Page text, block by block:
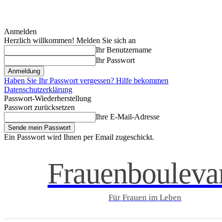
Anmelden
Herzlich willkommen! Melden Sie sich an
Ihr Benutzername
Ihr Passwort
Haben Sie Ihr Passwort vergessen? Hilfe bekommen
Datenschutzerklärung
Passwort-Wiederherstellung
Passwort zurücksetzen
Ihre E-Mail-Adresse
Ein Passwort wird Ihnen per Email zugeschickt.
Für Frauen im Leben